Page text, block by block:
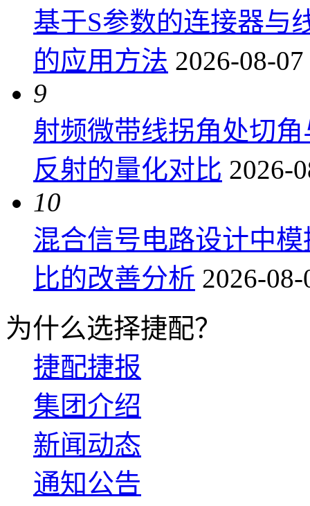
基于S参数的连接器与
的应用方法 2026-08-
9
射频微带线拐角处切
反射的量化对比 2026-
10
混合信号电路设计中
比的改善分析 2026-
为什么选择捷配？
捷配捷报
集团介绍
新闻动态
通知公告